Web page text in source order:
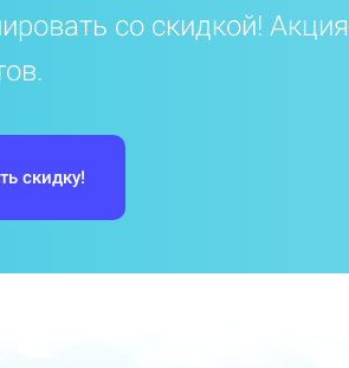
со скидкой!
скидку!